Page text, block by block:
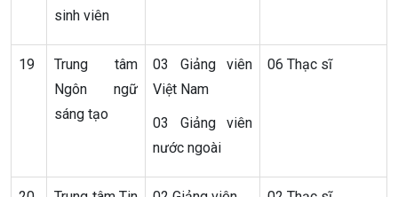
sinh viên
19
Trung tâm
Ngôn ngữ
sáng tạo
03 Giảng viên
Việt Nam
03 Giảng viên
nước ngoài
06 Thạc sĩ